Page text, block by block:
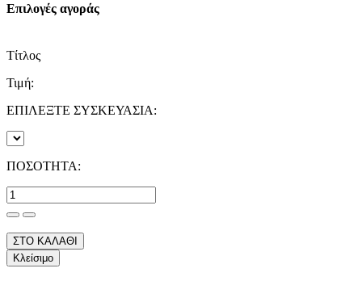
Επιλογές αγοράς
Τίτλος
Τιμή:
ΕΠΙΛΕΞΤΕ ΣΥΣΚΕΥΑΣΙΑ:
ΠΟΣΟΤΗΤΑ:
ΣΤΟ ΚΑΛΑΘΙ
Κλείσιμο